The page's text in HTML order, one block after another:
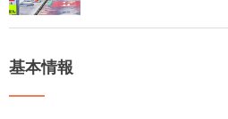
基本情報